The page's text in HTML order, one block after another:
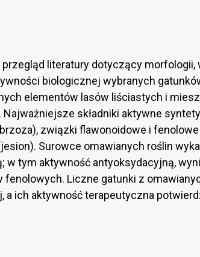
literatury dotyczący morfologii,
biologicznej wybranych
elementów lasów liściastych i
składniki aktywne
związki flawonoidowe i
Surowce omawianych roślin
w tym aktywność antyoksydacyjną,
Liczne gatunki z
a ich aktywność terapeutyczna